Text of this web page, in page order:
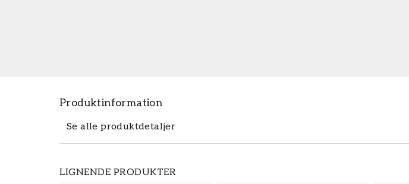
Produktinformation
Se alle produktdetaljer
LIGNENDE PRODUKTER